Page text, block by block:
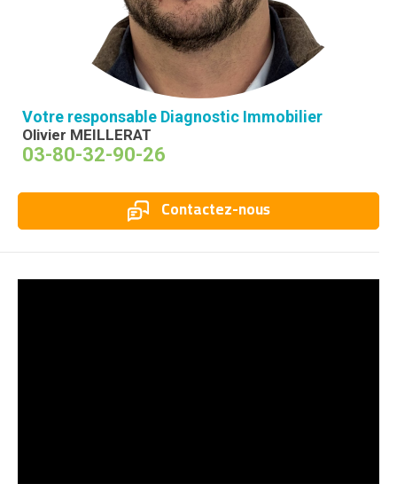
Votre responsable Diagnostic Immobilier
Olivier MEILLERAT
03-80-32-90-26
Contactez-nous